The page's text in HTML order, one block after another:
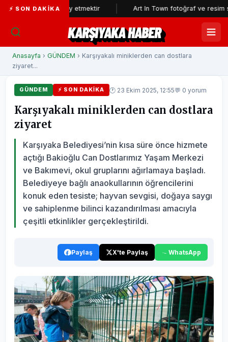
⚡ SON DAKIKA
aklıyla alay etmektir Art In Town fotoğraf ve resim sergisine
KARŞIYAKA HABER
Anasayfa › GÜNDEM › Karşıyakalı miniklerden can dostlara
ziyaret...
GÜNDEM ⚡ SON DAKIKA 🕐 23 Ekim 2025, 12:55💬 0 yorum
Karşıyakalı miniklerden can dostlara
ziyaret
Karşıyaka Belediyesi’nin kısa süre önce hizmete
açtığı Bakioğlu Can Dostlarımız Yaşam Merkezi
ve Bakımevi, okul gruplarını ağırlamaya başladı.
Belediyeye bağlı anaokullarının öğrencilerini
konuk eden tesiste; hayvan sevgisi, doğaya saygı
ve sahiplenme bilinci kazandırılması amacıyla
çeşitli etkinlikler gerçekleştirildi.
Paylaş X'te Paylaş WhatsApp